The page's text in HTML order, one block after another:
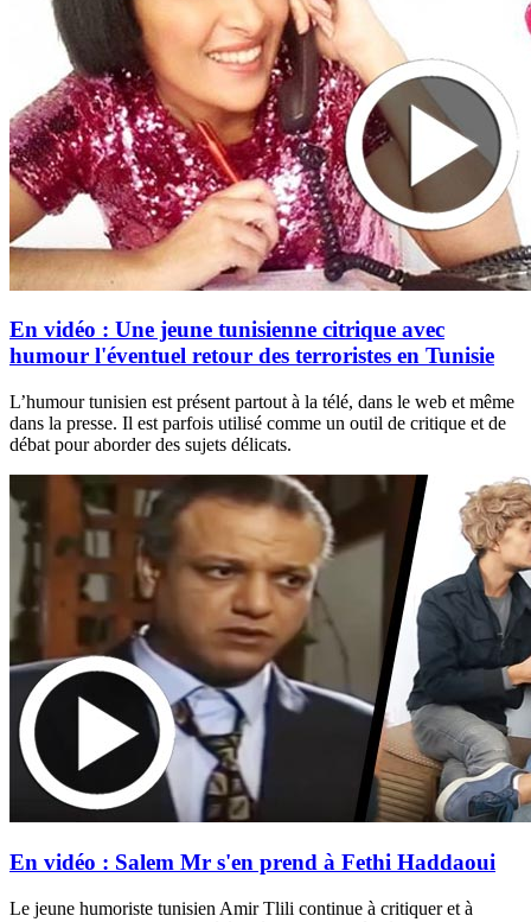
En vidéo : Une jeune tunisienne citrique avec
humour l'éventuel retour des terroristes en Tunisie
L’humour tunisien est présent partout à la télé, dans le web et même
dans la presse. Il est parfois utilisé comme un outil de critique et de
débat pour aborder des sujets délicats.
En vidéo : Salem Mr s'en prend à Fethi Haddaoui
Le jeune humoriste tunisien Amir Tlili continue à critiquer et à